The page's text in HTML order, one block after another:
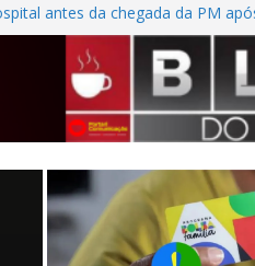
na MG-255 após motorista
de obras
antes da chegada da PM após
ferimentos nas mãos em Frutal
casa desabitada e furtam
no Centro de Frutal
em investimentos, obras de
seguem em ritmo avançado
contra trabalhadora do
em Frutal